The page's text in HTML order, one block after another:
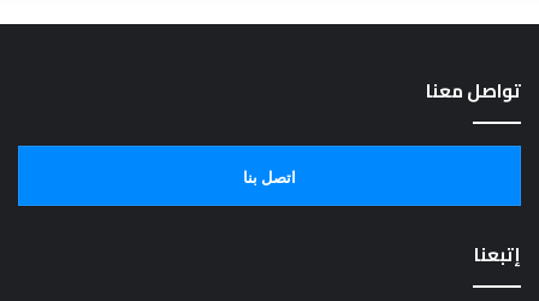
تواصل معنا
اتصل بنا
إتبعنا